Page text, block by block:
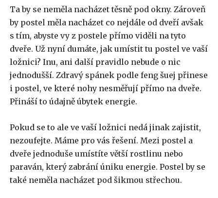
Ta by se neměla nacházet těsně pod okny. Zároveň
by postel měla nacházet co nejdále od dveří avšak
s tím, abyste vy z postele přímo viděli na tyto
dveře. Už nyní dumáte, jak umístit tu postel ve vaší
ložnici? Inu, ani další pravidlo nebude o nic
jednodušší. Zdravý spánek podle feng šuej přinese
i postel, ve které nohy nesměřují přímo na dveře.
Přináší to údajně úbytek energie.
Pokud se to ale ve vaší ložnici nedá jinak zajistit,
nezoufejte. Máme pro vás řešení. Mezi postel a
dveře jednoduše umístíte větší rostlinu nebo
paraván, který zabrání úniku energie. Postel by se
také neměla nacházet pod šikmou střechou.